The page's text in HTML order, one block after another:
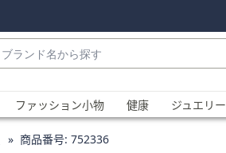
ファッション小物 健康 ジュエリー
商品番号: 752336